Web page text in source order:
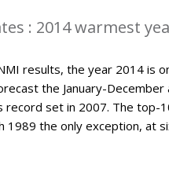
: 2014 warmest
results, the year 2014 is
the January-
record set in 2007. The top-
1989 the only exception, at